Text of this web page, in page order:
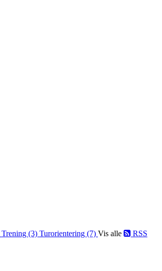
Trening (3) Turorientering (7) Vis alle RSS